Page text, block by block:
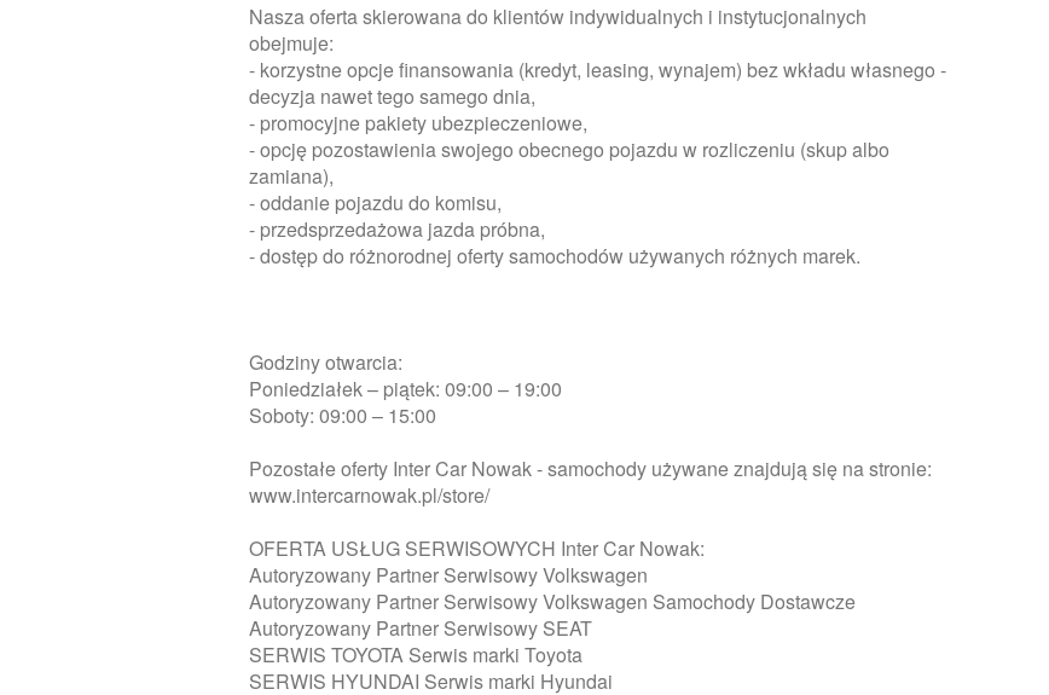
Nasza oferta skierowana do klientów indywidualnych i instytucjonalnych
obejmuje:
- korzystne opcje finansowania (kredyt, leasing, wynajem) bez wkładu własnego -
decyzja nawet tego samego dnia,
- promocyjne pakiety ubezpieczeniowe,
- opcję pozostawienia swojego obecnego pojazdu w rozliczeniu (skup albo
zamiana),
- oddanie pojazdu do komisu,
- przedsprzedażowa jazda próbna,
- dostęp do różnorodnej oferty samochodów używanych różnych marek.
Godziny otwarcia:
Poniedziałek – piątek: 09:00 – 19:00
Soboty: 09:00 – 15:00
Pozostałe oferty Inter Car Nowak - samochody używane znajdują się na stronie:
www.intercarnowak.pl/store/
OFERTA USŁUG SERWISOWYCH Inter Car Nowak:
Autoryzowany Partner Serwisowy Volkswagen
Autoryzowany Partner Serwisowy Volkswagen Samochody Dostawcze
Autoryzowany Partner Serwisowy SEAT
SERWIS TOYOTA Serwis marki Toyota
SERWIS HYUNDAI Serwis marki Hyundai